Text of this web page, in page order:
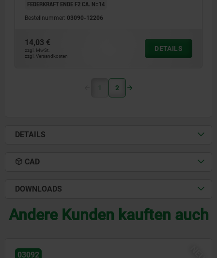
FEDERKRAFT ENDE F2 CA. N=14
Bestellnummer: 03090-12206
14,03 €
zzgl. MwSt.
zzgl. Versandkosten
DETAILS
1 2
DETAILS
CAD
DOWNLOADS
Andere Kunden kauften auch
03092